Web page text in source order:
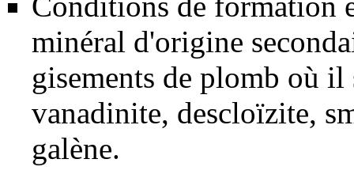
minéral d'origine
gisements de plomb où il
vanadinite, descloïzite,
galène.